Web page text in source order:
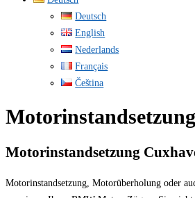
Deutsch
English
Nederlands
Français
Čeština
Motorinstandsetzung
Motorinstandsetzung, Motorüberholung oder